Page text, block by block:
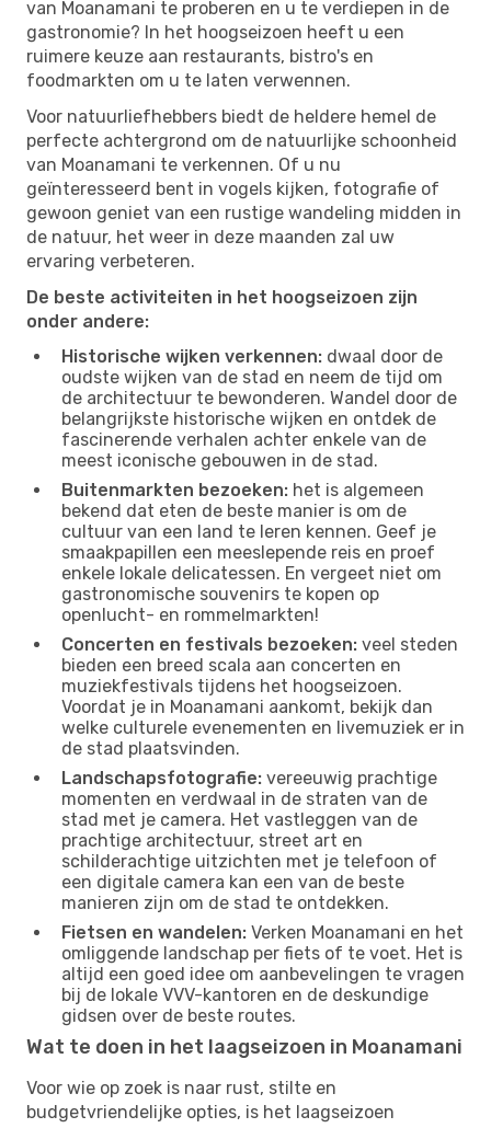
van Moanamani te proberen en u te verdiepen in de
gastronomie? In het hoogseizoen heeft u een
ruimere keuze aan restaurants, bistro's en
foodmarkten om u te laten verwennen.
Voor natuurliefhebbers biedt de heldere hemel de
perfecte achtergrond om de natuurlijke schoonheid
van Moanamani te verkennen. Of u nu
geïnteresseerd bent in vogels kijken, fotografie of
gewoon geniet van een rustige wandeling midden in
de natuur, het weer in deze maanden zal uw
ervaring verbeteren.
De beste activiteiten in het hoogseizoen zijn
onder andere:
Historische wijken verkennen: dwaal door de
oudste wijken van de stad en neem de tijd om
de architectuur te bewonderen. Wandel door de
belangrijkste historische wijken en ontdek de
fascinerende verhalen achter enkele van de
meest iconische gebouwen in de stad.
Buitenmarkten bezoeken: het is algemeen
bekend dat eten de beste manier is om de
cultuur van een land te leren kennen. Geef je
smaakpapillen een meeslepende reis en proef
enkele lokale delicatessen. En vergeet niet om
gastronomische souvenirs te kopen op
openlucht- en rommelmarkten!
Concerten en festivals bezoeken: veel steden
bieden een breed scala aan concerten en
muziekfestivals tijdens het hoogseizoen.
Voordat je in Moanamani aankomt, bekijk dan
welke culturele evenementen en livemuziek er in
de stad plaatsvinden.
Landschapsfotografie: vereeuwig prachtige
momenten en verdwaal in de straten van de
stad met je camera. Het vastleggen van de
prachtige architectuur, street art en
schilderachtige uitzichten met je telefoon of
een digitale camera kan een van de beste
manieren zijn om de stad te ontdekken.
Fietsen en wandelen: Verken Moanamani en het
omliggende landschap per fiets of te voet. Het is
altijd een goed idee om aanbevelingen te vragen
bij de lokale VVV-kantoren en de deskundige
gidsen over de beste routes.
Wat te doen in het laagseizoen in Moanamani
Voor wie op zoek is naar rust, stilte en
budgetvriendelijke opties, is het laagseizoen